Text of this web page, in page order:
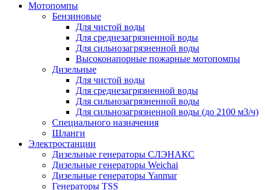
Мотопомпы
Бензиновые
Для чистой воды
Для среднезагрязненной воды
Для сильнозагрязненной воды
Высоконапорные пожарные мотопомпы
Дизельные
Для чистой воды
Для среднезагрязненной воды
Для сильнозагрязненной воды
Для сильнозагрязненной воды (до 2100 м3/ч)
Специального назначения
Шланги
Электростанции
Дизельные генераторы СЛЭНАКС
Дизельные генераторы Weichai
Дизельные генераторы Yanmar
Генераторы TSS